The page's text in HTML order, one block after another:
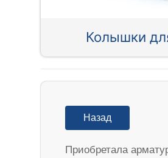
Колышки
Назад
Приобретала